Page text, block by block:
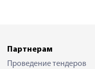
Партнерам
Проведение тендеров